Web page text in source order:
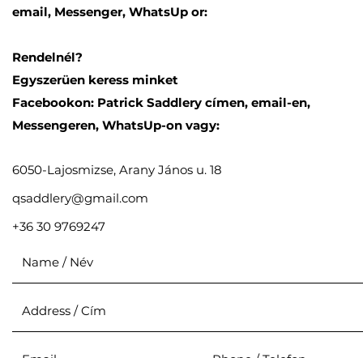
email, Messenger, WhatsUp or:
Rendelnél?
Egyszerüen keress minket
Facebookon: Patrick Saddlery címen, email-en,
Messengeren, WhatsUp-on vagy:
6050-Lajosmizse, Arany János u. 18
qsaddlery@gmail.com
+36 30 9769247